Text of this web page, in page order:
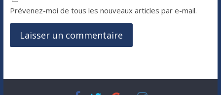
Prévenez-moi de tous les nouveaux articles par e-mail.